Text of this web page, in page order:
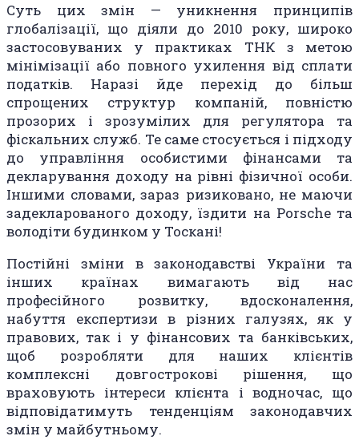
Суть цих змін — уникнення принципів
глобалізації, що діяли до 2010 року, широко
застосовуваних у практиках ТНК з метою
мінімізації або повного ухилення від сплати
податків. Наразі йде перехід до більш
спрощених структур компаній, повністю
прозорих і зрозумілих для регулятора та
фіскальних служб. Те саме стосується і підходу
до управління особистими фінансами та
декларування доходу на рівні фізичної особи.
Іншими словами, зараз ризиковано, не маючи
задекларованого доходу, їздити на Porsche та
володіти будинком у Тоскані!
Постійні зміни в законодавстві України та
інших країнах вимагають від нас
професійного розвитку, вдосконалення,
набуття експертизи в різних галузях, як у
правових, так і у фінансових та банківських,
щоб розробляти для наших клієнтів
комплексні довгострокові рішення, що
враховують інтереси клієнта і водночас, що
відповідатимуть тенденціям законодавчих
змін у майбутньому.